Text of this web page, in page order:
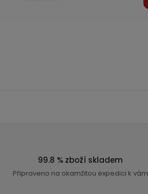
99.8 % zboží skladem
Připraveno na okamžitou expedici k vám